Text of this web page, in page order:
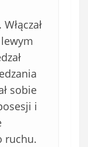
sobie
i
ruchu.